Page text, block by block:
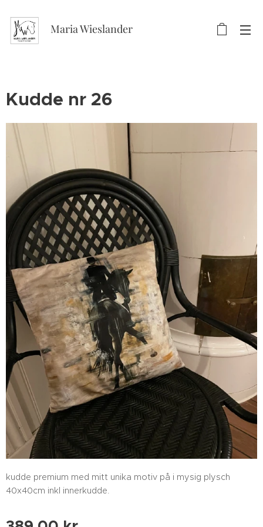
Maria Wieslander
Kudde nr 26
kudde premium med mitt unika motiv på i mysig plysch
40x40cm inkl innerkudde.